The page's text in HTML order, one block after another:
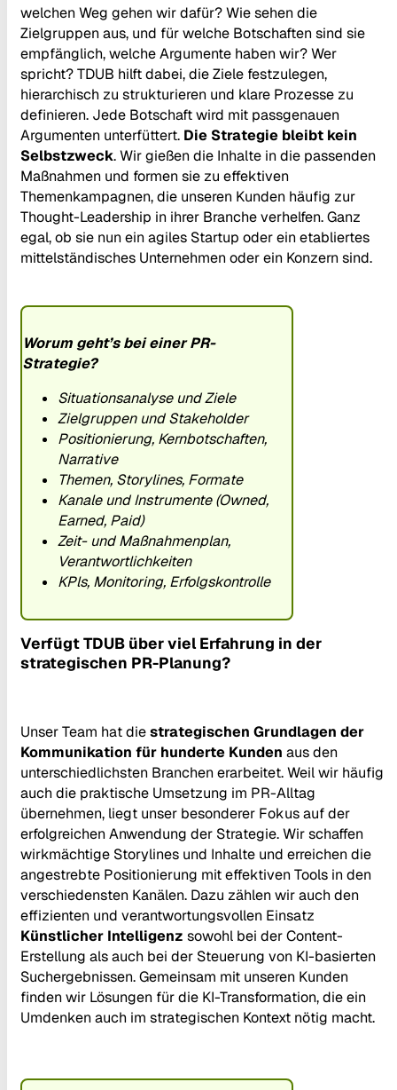
welchen Weg gehen wir dafür? Wie sehen die
Zielgruppen aus, und für welche Botschaften sind sie
empfänglich, welche Argumente haben wir? Wer
spricht? TDUB hilft dabei, die Ziele festzulegen,
hierarchisch zu strukturieren und klare Prozesse zu
definieren. Jede Botschaft wird mit passgenauen
Argumenten unterfüttert. Die Strategie bleibt kein
Selbstzweck. Wir gießen die Inhalte in die passenden
Maßnahmen und formen sie zu effektiven
Themenkampagnen, die unseren Kunden häufig zur
Thought-Leadership in ihrer Branche verhelfen. Ganz
egal, ob sie nun ein agiles Startup oder ein etabliertes
mittelständisches Unternehmen oder ein Konzern sind.
Worum geht’s bei einer PR-
Strategie?
Situationsanalyse und Ziele
Zielgruppen und Stakeholder
Positionierung, Kernbotschaften,
Narrative
Themen, Storylines, Formate
Kanale und Instrumente (Owned,
Earned, Paid)
Zeit- und Maßnahmenplan,
Verantwortlichkeiten
KPls, Monitoring, Erfolgskontrolle
Verfügt TDUB über viel Erfahrung in der
strategischen PR-Planung?
Unser Team hat diestrategischen Grundlagen der
Kommunikation für hunderte Kunden aus den
unterschiedlichsten Branchen erarbeitet. Weil wir häufig
auch die praktische Umsetzung im PR-Alltag
übernehmen, liegt unser besonderer Fokus auf der
erfolgreichen Anwendung der Strategie. Wir schaffen
wirkmächtige Storylines und Inhalte und erreichen die
angestrebte Positionierung mit effektiven Tools in den
verschiedensten Kanälen. Dazu zählen wir auch den
effizienten und verantwortungsvollen Einsatz
Künstlicher Intelligenz sowohl bei der Content-
Erstellung als auch bei der Steuerung von KI-basierten
Suchergebnissen. Gemeinsam mit unseren Kunden
finden wir Lösungen für die KI-Transformation, die ein
Umdenken auch im strategischen Kontext nötig macht.